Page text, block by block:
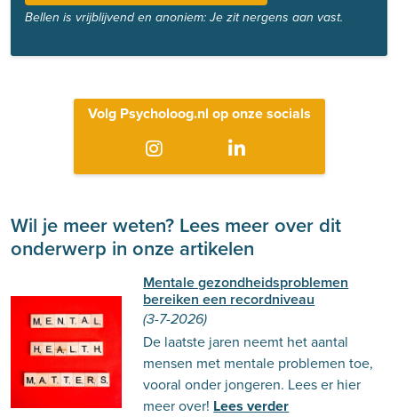
Bellen is vrijblijvend en anoniem: Je zit nergens aan vast.
Volg Psycholoog.nl op onze socials
Wil je meer weten? Lees meer over dit
onderwerp in onze artikelen
Mentale gezondheidsproblemen
bereiken een recordniveau
(3-7-2026)
De laatste jaren neemt het aantal
mensen met mentale problemen toe,
vooral onder jongeren. Lees er hier
meer over! Lees verder